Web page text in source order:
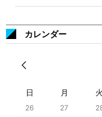
カレンダー
日 月 火
26 27